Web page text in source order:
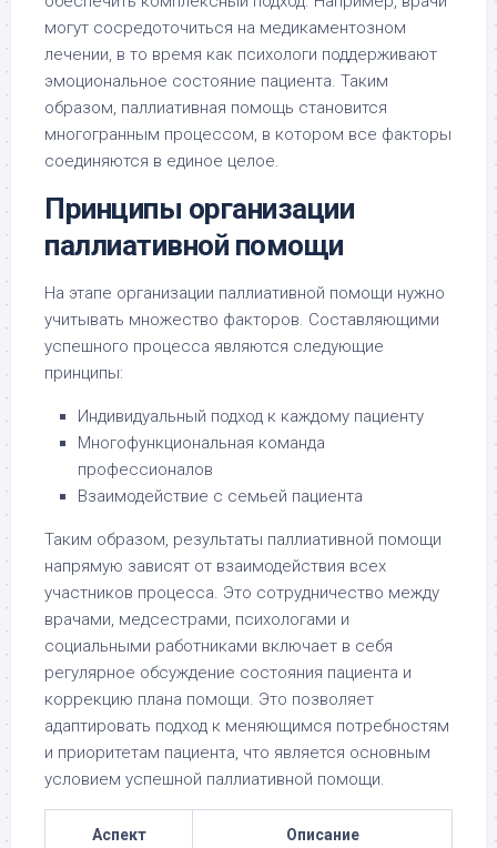
могут сосредоточиться на медикаментозном
лечении, в то время как психологи поддерживают
эмоциональное состояние пациента. Таким
образом, паллиативная помощь становится
многогранным процессом, в котором все факторы
соединяются в единое целое.
Принципы организации
паллиативной помощи
На этапе организации паллиативной помощи нужно
учитывать множество факторов. Составляющими
успешного процесса являются следующие
принципы:
Индивидуальный подход к каждому пациенту
Многофункциональная команда
профессионалов
Взаимодействие с семьей пациента
Таким образом, результаты паллиативной помощи
напрямую зависят от взаимодействия всех
участников процесса. Это сотрудничество между
врачами, медсестрами, психологами и
социальными работниками включает в себя
регулярное обсуждение состояния пациента и
коррекцию плана помощи. Это позволяет
адаптировать подход к меняющимся потребностям
и приоритетам пациента, что является основным
условием успешной паллиативной помощи.
Аспект Описание